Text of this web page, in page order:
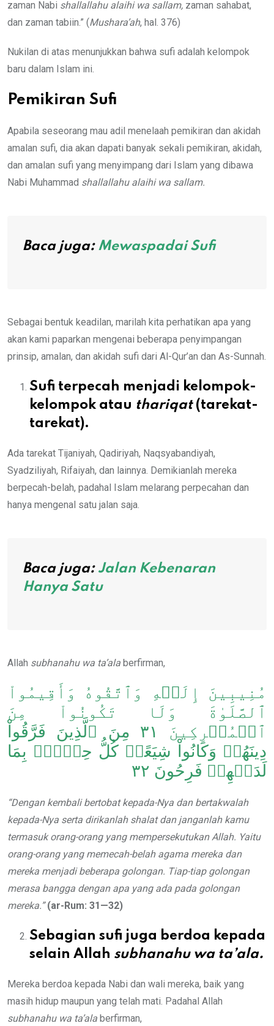
zaman Nabi shallallahu alaihi wa sallam, zaman sahabat,
dan zaman tabiin.” (Mushara’ah, hal. 376)
Nukilan di atas menunjukkan bahwa sufi adalah kelompok
baru dalam Islam ini.
Pemikiran Sufi
Apabila seseorang mau adil menelaah pemikiran dan akidah
amalan sufi, dia akan dapati banyak sekali pemikiran, akidah,
dan amalan sufi yang menyimpang dari Islam yang dibawa
Nabi Muhammad shallallahu alaihi wa sallam.
Baca juga:Mewaspadai Sufi
Sebagai bentuk keadilan, marilah kita perhatikan apa yang
akan kami paparkan mengenai beberapa penyimpangan
prinsip, amalan, dan akidah sufi dari Al-Qur’an dan As-Sunnah.
Sufi terpecah menjadi kelompok-
kelompok atau thariqat(tarekat-
tarekat).
Ada tarekat Tijaniyah, Qadiriyah, Naqsyabandiyah,
Syadziliyah, Rifaiyah, dan lainnya. Demikianlah mereka
berpecah-belah, padahal Islam melarang perpecahan dan
hanya mengenal satu jalan saja.
Baca juga:Jalan Kebenaran
Hanya Satu
Allah subhanahu wa ta’ala berfirman,
مُنِيبِينَ إِلَيۡهِ وَٱتَّقُوهُ وَأَقِيمُواْ
ٱلصَّلَوٰةَ وَلَا تَكُونُواْ مِنَ
ٱلۡمُشۡرِكِينَ ٣١ مِنَ ٱلَّذِينَ فَرَّقُواْ
دِينَهُمۡ وَكَانُواْ شِيَعًاۖ كُلُّ حِزۡبِۢ بِمَا
لَدَيۡهِمۡ فَرِحُونَ ٣٢
“Dengan kembali bertobat kepada-Nya dan bertakwalah
kepada-Nya serta dirikanlah shalat dan janganlah kamu
termasuk orang-orang yang mempersekutukan Allah. Yaitu
orang-orang yang memecah-belah agama mereka dan
mereka menjadi beberapa golongan. Tiap-tiap golongan
merasa bangga dengan apa yang ada pada golongan
mereka.”(ar-Rum: 31—32)
Sebagian sufi juga berdoa kepada
selain Allah subhanahu wa ta’ala.
Mereka berdoa kepada Nabi dan wali mereka, baik yang
masih hidup maupun yang telah mati. Padahal Allah
subhanahu wa ta’ala berfirman,